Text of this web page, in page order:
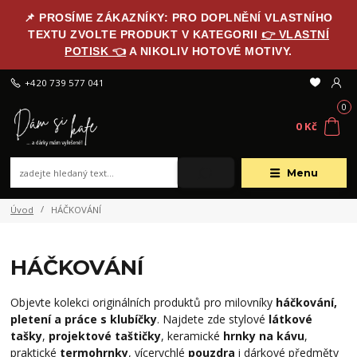
📌 PROSÍME ZÁKAZNÍKY: PRO DOPLNĚNÍ VLASTNÍHO
TEXTU ZVOLTE PRODUKT V KATEGORII 👉 VLASTNÍ
POTISK 👈 A NIKOLIV HOTOVÉ MOTIVY.
Menu
+420 739 577 041
0
0 Kč
Úvod HÁČKOVÁNÍ
HÁČKOVÁNÍ
Objevte kolekci originálních produktů pro milovníky háčkování,
pletení a práce s klubíčky. Najdete zde stylové látkové
tašky, projektové taštičky, keramické hrnky na kávu,
praktické termohrnky, vícerychlé pouzdra i dárkové předměty